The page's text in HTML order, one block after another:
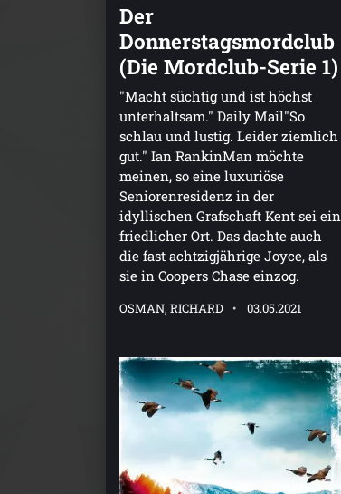
Der
Donnerstagsmordclub
(Die Mordclub-Serie 1)
"Macht süchtig und ist höchst
unterhaltsam." Daily Mail"So
schlau und lustig. Leider ziemlich
gut." Ian RankinMan möchte
meinen, so eine luxuriöse
Seniorenresidenz in der
idyllischen Grafschaft Kent sei ein
friedlicher Ort. Das dachte auch
die fast achtzigjährige Joyce, als
sie in Coopers Chase einzog.
OSMAN, RICHARD 03.05.2021